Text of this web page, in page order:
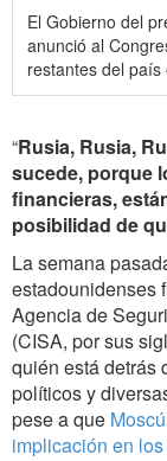
El Gobierno del
anunció al
restantes del país
“Rusia, Rusia,
sucede, porque
financieras,
posibilidad de
La semana
estadounidenses
Agencia de
(CISA, por sus
quién está detrás
políticos y
pese a que
implicación en